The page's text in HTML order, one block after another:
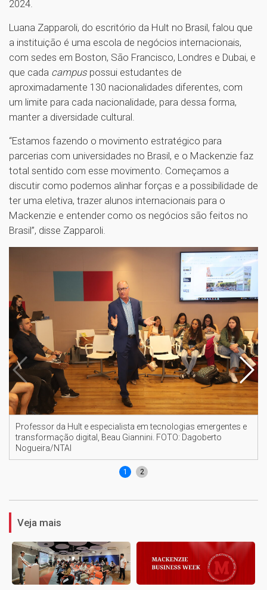
2024.
Luana Zapparoli, do escritório da Hult no Brasil, falou que
a instituição é uma escola de negócios internacionais,
com sedes em Boston, São Francisco, Londres e Dubai, e
que cada campus possui estudantes de
aproximadamente 130 nacionalidades diferentes, com
um limite para cada nacionalidade, para dessa forma,
manter a diversidade cultural.
“Estamos fazendo o movimento estratégico para
parcerias com universidades no Brasil, e o Mackenzie faz
total sentido com esse movimento. Começamos a
discutir como podemos alinhar forças e a possibilidade de
ter uma eletiva, trazer alunos internacionais para o
Mackenzie e entender como os negócios são feitos no
Brasil”, disse Zapparoli.
Professor da Hult e especialista em tecnologias emergentes e
transformação digital, Beau Giannini. FOTO: Dagoberto
Nogueira/NTAI
1 2
Veja mais